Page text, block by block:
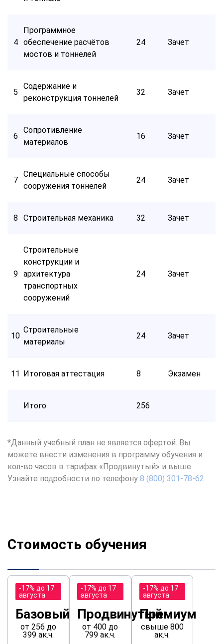
4
Программное
обеспечение расчётов
мостов и тоннелей
24 Зачет
5
Содержание и
реконструкция тоннелей
32 Зачет
6
Сопротивление
материалов
16 Зачет
7
Специальные способы
сооружения тоннелей
24 Зачет
8 Строительная механика 32 Зачет
9
Строительные
конструкции и
архитектура
транспортных
сооружений
24 Зачет
10
Строительные
материалы
24 Зачет
11 Итоговая аттестация 8 Экзамен
Итого 256
*Данный учебный план не является офертой. Вы
можете внести изменения в программу обучения и
кол-во часов в тарифах «Продвинутый» и выше.
Узнайте подробности по телефону 8 (800) 301-78-62
Стоимость обучения
-17% до 17
августа
Базовый
от 256 до
399 ак.ч.
-17% до 17
августа
Продвинутый
от 400 до
799 ак.ч.
-17% до 17
августа
Премиум
свыше 800
ак.ч.